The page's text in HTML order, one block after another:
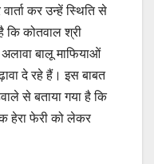
कर उन्हें स्थिति से
कि कोतवाल श्री
बालू माफियाओं
दे रहे हैं। इस बाबत
से बताया गया है कि
हेरा फेरी को लेकर